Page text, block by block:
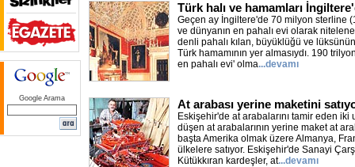
Google Arama
Türk halı ve hamamları
Geçen ay İngiltere'de 70 milyon sterline
ve dünyanın en pahalı evi olarak
denli pahalı kılan, büyüklüğü ve
Türk hamamının yer almasıydı. 190
en pahalı evi' olma...devamı
At arabası yerine maketini
Eskişehir'de at arabalarını tamir eden
düşen at arabalarının yerine maket at
başta Amerika olmak üzere Almanya,
ülkelere satıyor. Eskişehir'de Sanayi
Kütükkıran kardeşler, at...devamı